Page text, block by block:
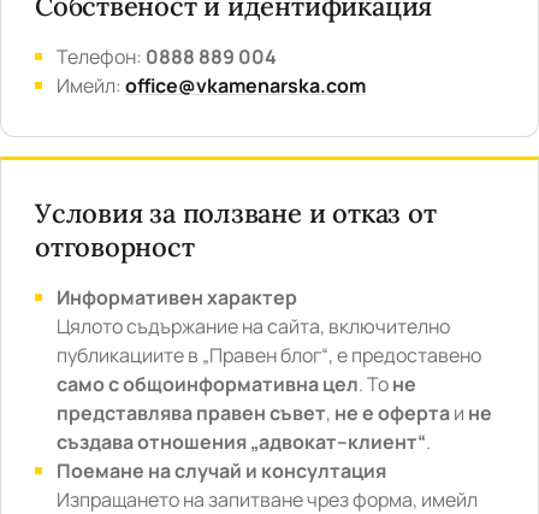
Телефон: 0888 889 004
Имейл: office@vkamenarska.com
Условия за ползване и отказ от
отговорност
Информативен характер
Цялото съдържание на сайта, включително
публикациите в „Правен блог“, е предоставено
само с общоинформативна цел. Тоне
представлява правен съвет, не е офертаи не
създава отношения „адвокат–клиент“.
Поемане на случай и консултация
Изпращането на запитване чрез форма, имейл